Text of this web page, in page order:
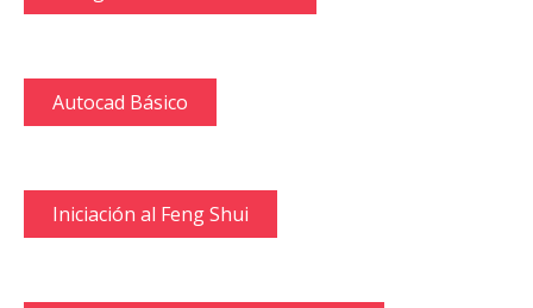
Autocad Básico
Iniciación al Feng Shui